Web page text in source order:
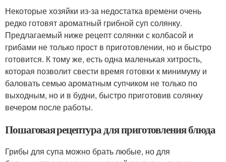
Некоторые хозяйки из-за недостатка времени очень
редко готовят ароматный грибной суп солянку.
Предлагаемый ниже рецепт солянки с колбасой и
грибами не только прост в приготовлении, но и быстро
готовится. К тому же, есть одна маленькая хитрость,
которая позволит свести время готовки к минимуму и
баловать семью ароматным супчиком не только по
выходным, но и в будни, быстро приготовив солянку
вечером после работы.
Пошаговая рецептура для приготовления блюда
Грибы для супа можно брать любые, но для